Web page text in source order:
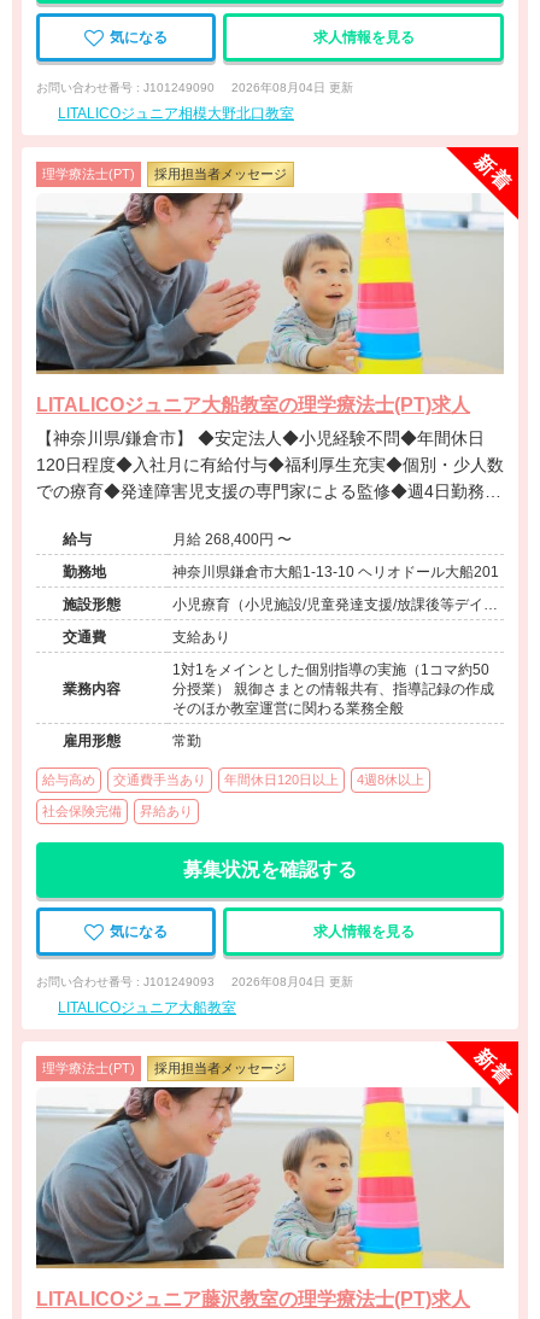
気になる 求人情報を見る
お問い合わせ番号 : J101249090 2026年08月04日 更新
LITALICOジュニア相模大野北口教室
理学療法士(PT) 採用担当者メッセージ
LITALICOジュニア大船教室の理学療法士(PT)求人
【神奈川県/鎌倉市】 ◆安定法人◆小児経験不問◆年間休日
120日程度◆入社月に有給付与◆福利厚生充実◆個別・少人数
での療育◆発達障害児支援の専門家による監修◆週4日勤務相
給与
月給 268,400円 〜
勤務地
神奈川県鎌倉市大船1-13-10 ヘリオドール大船201
施設形態
小児療育（小児施設/児童発達支援/放課後等デイサ
ービス）
交通費 支給あり
業務内容
1対1をメインとした個別指導の実施（1コマ約50
分授業） 親御さまとの情報共有、指導記録の作成
そのほか教室運営に関わる業務全般
雇用形態
常勤
給与高め 交通費手当あり 年間休日120日以上 4週8休以上
社会保険完備 昇給あり
募集状況を確認する
気になる 求人情報を見る
お問い合わせ番号 : J101249093 2026年08月04日 更新
LITALICOジュニア大船教室
理学療法士(PT) 採用担当者メッセージ
LITALICOジュニア藤沢教室の理学療法士(PT)求人